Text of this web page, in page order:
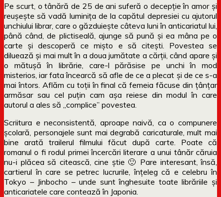
Pe scurt, o tânără de 25 de ani suferă o decepție în amor și
reușește să vadă luminița de la capătul depresiei cu ajutorul
unchiului librar, care o găzduiește câteva luni în anticariatul lui,
până când, de plictiseală, ajunge să pună și ea mâna pe o
carte și descoperă ce mișto e să citești. Povestea se
diluează și mai mult în a doua jumătate a cărții, când apare și
o mătușă în librărie, care-l părăsise pe unchi în mod
misterios, iar fata încearcă să afle de ce a plecat și de ce s-a
mai întors. Aflăm cu toții în final că femeia făcuse din țânțar
armăsar sau cel puțin cam așa reiese din modul în care
autorul a ales să „complice” povestea.
Scriitura e neconsistentă, aproape naivă, ca o compunere
școlară, personajele sunt mai degrabă caricaturale, mult mai
bine arată trailerul filmului făcut după carte. Poate că
romanul o fi rodul primei încercări literare a unui tânăr căruia
nu-i plăcea să citească, cine știe 🙂 Pare interesant, însă,
cartierul în care se petrec lucrurile, înțeleg că e celebru în
Tokyo – Jinbocho – unde sunt înghesuite toate librăriile și
anticariatele care contează în Japonia.